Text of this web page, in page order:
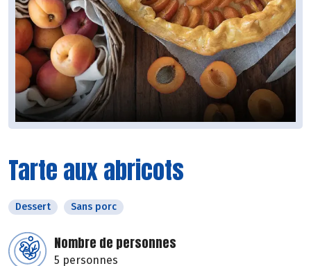
Tarte aux abricots
Dessert Sans porc
Nombre de personnes
5 personnes